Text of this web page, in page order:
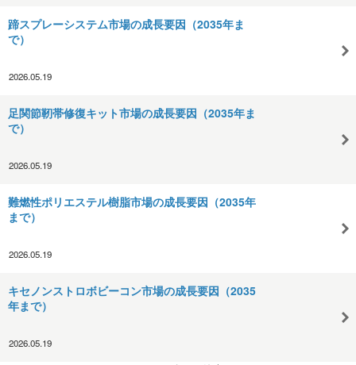
蹄スプレーシステム市場の成長要因（2035年ま
で）
2026.05.19
足関節靭帯修復キット市場の成長要因（2035年ま
で）
2026.05.19
難燃性ポリエステル樹脂市場の成長要因（2035年
まで）
2026.05.19
キセノンストロボビーコン市場の成長要因（2035
年まで）
2026.05.19